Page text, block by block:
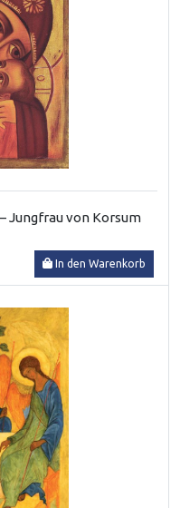
Jungfrau von Korsum
In den Warenkorb